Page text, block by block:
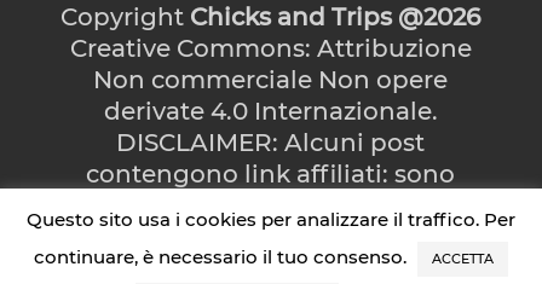
Copyright Chicks and Trips @2026
Creative Commons: Attribuzione
Non commerciale Non opere
derivate 4.0 Internazionale.
DISCLAIMER: Alcuni post
contengono link affiliati: sono
possono far guadagnare una
commissione senza che l’utente
Questo sito usa i cookies per analizzare il traffico. Per
continuare, è necessario il tuo consenso.
ACCETTA